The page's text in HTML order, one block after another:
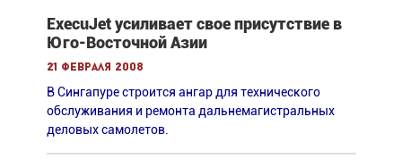
ExecuJet усиливает свое присутствие в
Юго-Восточной Азии
21 февраля 2008
В Сингапуре строится ангар для технического
обслуживания и ремонта дальнемагистральных
деловых самолетов.